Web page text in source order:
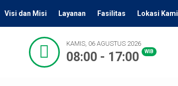
Visi dan Misi Layanan Fasilitas Lokasi Kami
KAMIS, 06 AGUSTUS 2026
08:00 - 17:00 WIB